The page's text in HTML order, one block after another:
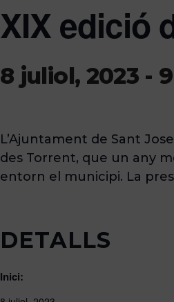
XIX edició
8 juliol, 2023 -
L’Ajuntament de Sant
des Torrent, que un any
entorn el municipi. La
DETALLS
Inici: